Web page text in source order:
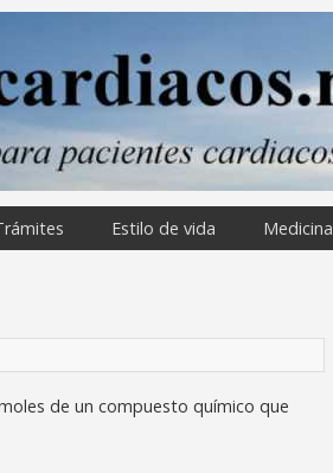
Estilo de vida Medicina
de un compuesto químico que